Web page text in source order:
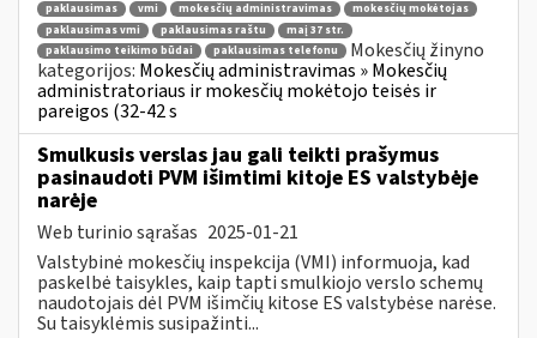
paklausimas vmi mokesčių administravimas
mokesčių mokėtojas
paklausimas vmi
paklausimas raštu
maį 37 str.
paklausimo teikimo būdai
paklausimas telefonu
Mokesčių žinyno
kategorijos: Mokesčių administravimas » Mokesčių
administratoriaus ir mokesčių mokėtojo teisės ir
pareigos (32-42 s
Smulkusis verslas jau gali teikti prašymus
pasinaudoti PVM išimtimi kitoje ES valstybėje
narėje
Web turinio sąrašas 2025-01-21
Valstybinė mokesčių inspekcija (VMI) informuoja, kad
paskelbė taisykles, kaip tapti smulkiojo verslo schemų
naudotojais dėl PVM išimčių kitose ES valstybėse narėse.
Su taisyklėmis susipažinti...